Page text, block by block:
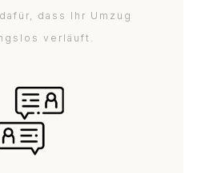
dass Ihr Umzug
verläuft.